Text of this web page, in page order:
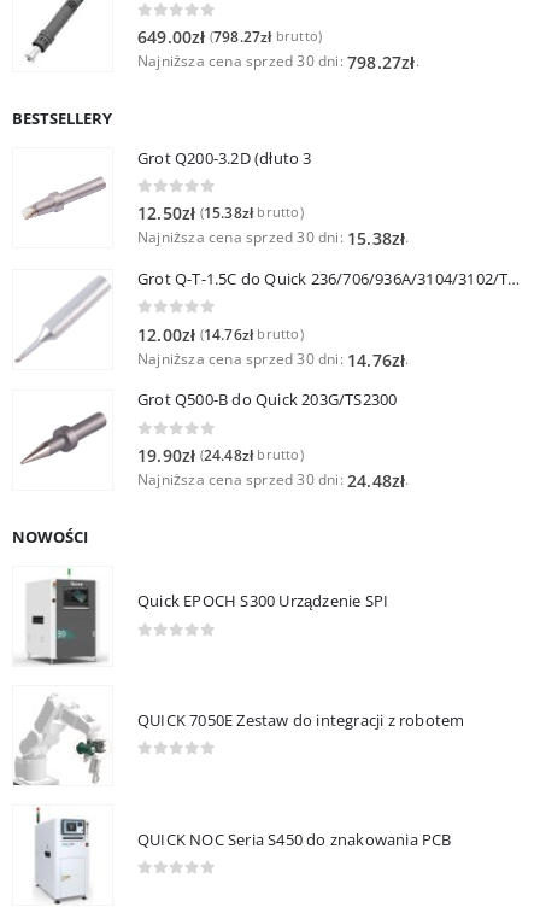
649.00zł (798.27złbrutto)
Najniższa cena sprzed 30 dni: 798.27zł.
BESTSELLERY
Grot Q200-3.2D (dłuto 3
0out of 5
12.50zł (15.38złbrutto)
Najniższa cena sprzed 30 dni: 15.38zł.
Grot Q-T-1.5C do Quick 236/706/936A/3104/3102/TS1100
12.00zł (14.76złbrutto)
Najniższa cena sprzed 30 dni: 14.76zł.
Grot Q500-B do Quick 203G/TS2300
0out of 5
19.90zł (24.48złbrutto)
Najniższa cena sprzed 30 dni: 24.48zł.
NOWOŚCI
Quick EPOCH S300 Urządzenie SPI
QUICK 7050E Zestaw do integracji z robotem
QUICK NOC Seria S450 do znakowania PCB